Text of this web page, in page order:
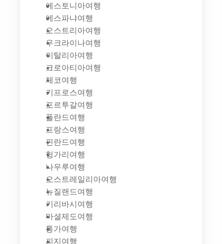
에스토니아여행
에스파냐여행
오스트리아여행
우크라이나여행
이탈리아여행
크로아티아여행
체코여행
키프로스여행
포르투갈여행
폴란드여행
프랑스여행
핀란드여행
헝가리여행
나우루여행
오스트레일리아여행
뉴질랜드여행
키리바시여행
마셜제도여행
통가여행
피지여행